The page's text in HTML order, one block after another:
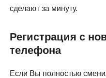
сделают за минуту.
Регистрация с
телефона
Если Вы полностью